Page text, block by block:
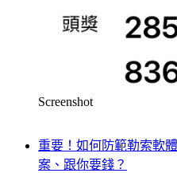
Screenshot
重要！如何防範勒索軟
案、跟你要錢？